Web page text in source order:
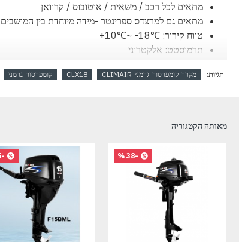
מתאים לכל רכב / משאית / אוטובוס / קרוואן
מתאים גם למרצדס ספרינטר -מידה מיוחדת בין המושבים
טווח קירור: ℃18- ~℃10+
תרמוסטט: אלקטרוני
דרגת קירור:SN/N/ST/T
בידוד תרמי: פוליאוריתן מוקצף
דרגת אנרגיה:
DC 12V---4.6A
DC 24V---2.3A
הספק:
35+5W
צריכה ממוצעת:
רמת רעש: ׁ(41
מידות (גובה-רוחב- אורך):
56.5 x 23.5 x 41.4
משקל:8.0 ק"ג
תגיות: מקרר-קומפרסור-גרמני-CLIMAIR CLX18 קומפרסור-גרמני
מאותה הקטגוריה
-38 %
-5 %